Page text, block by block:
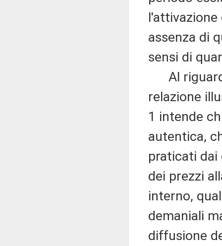
l'attivazione
assenza di
sensi di
Al
relazione
1 intende
autentica,
praticati
dei prezzi
interno,
demaniali
diffusione